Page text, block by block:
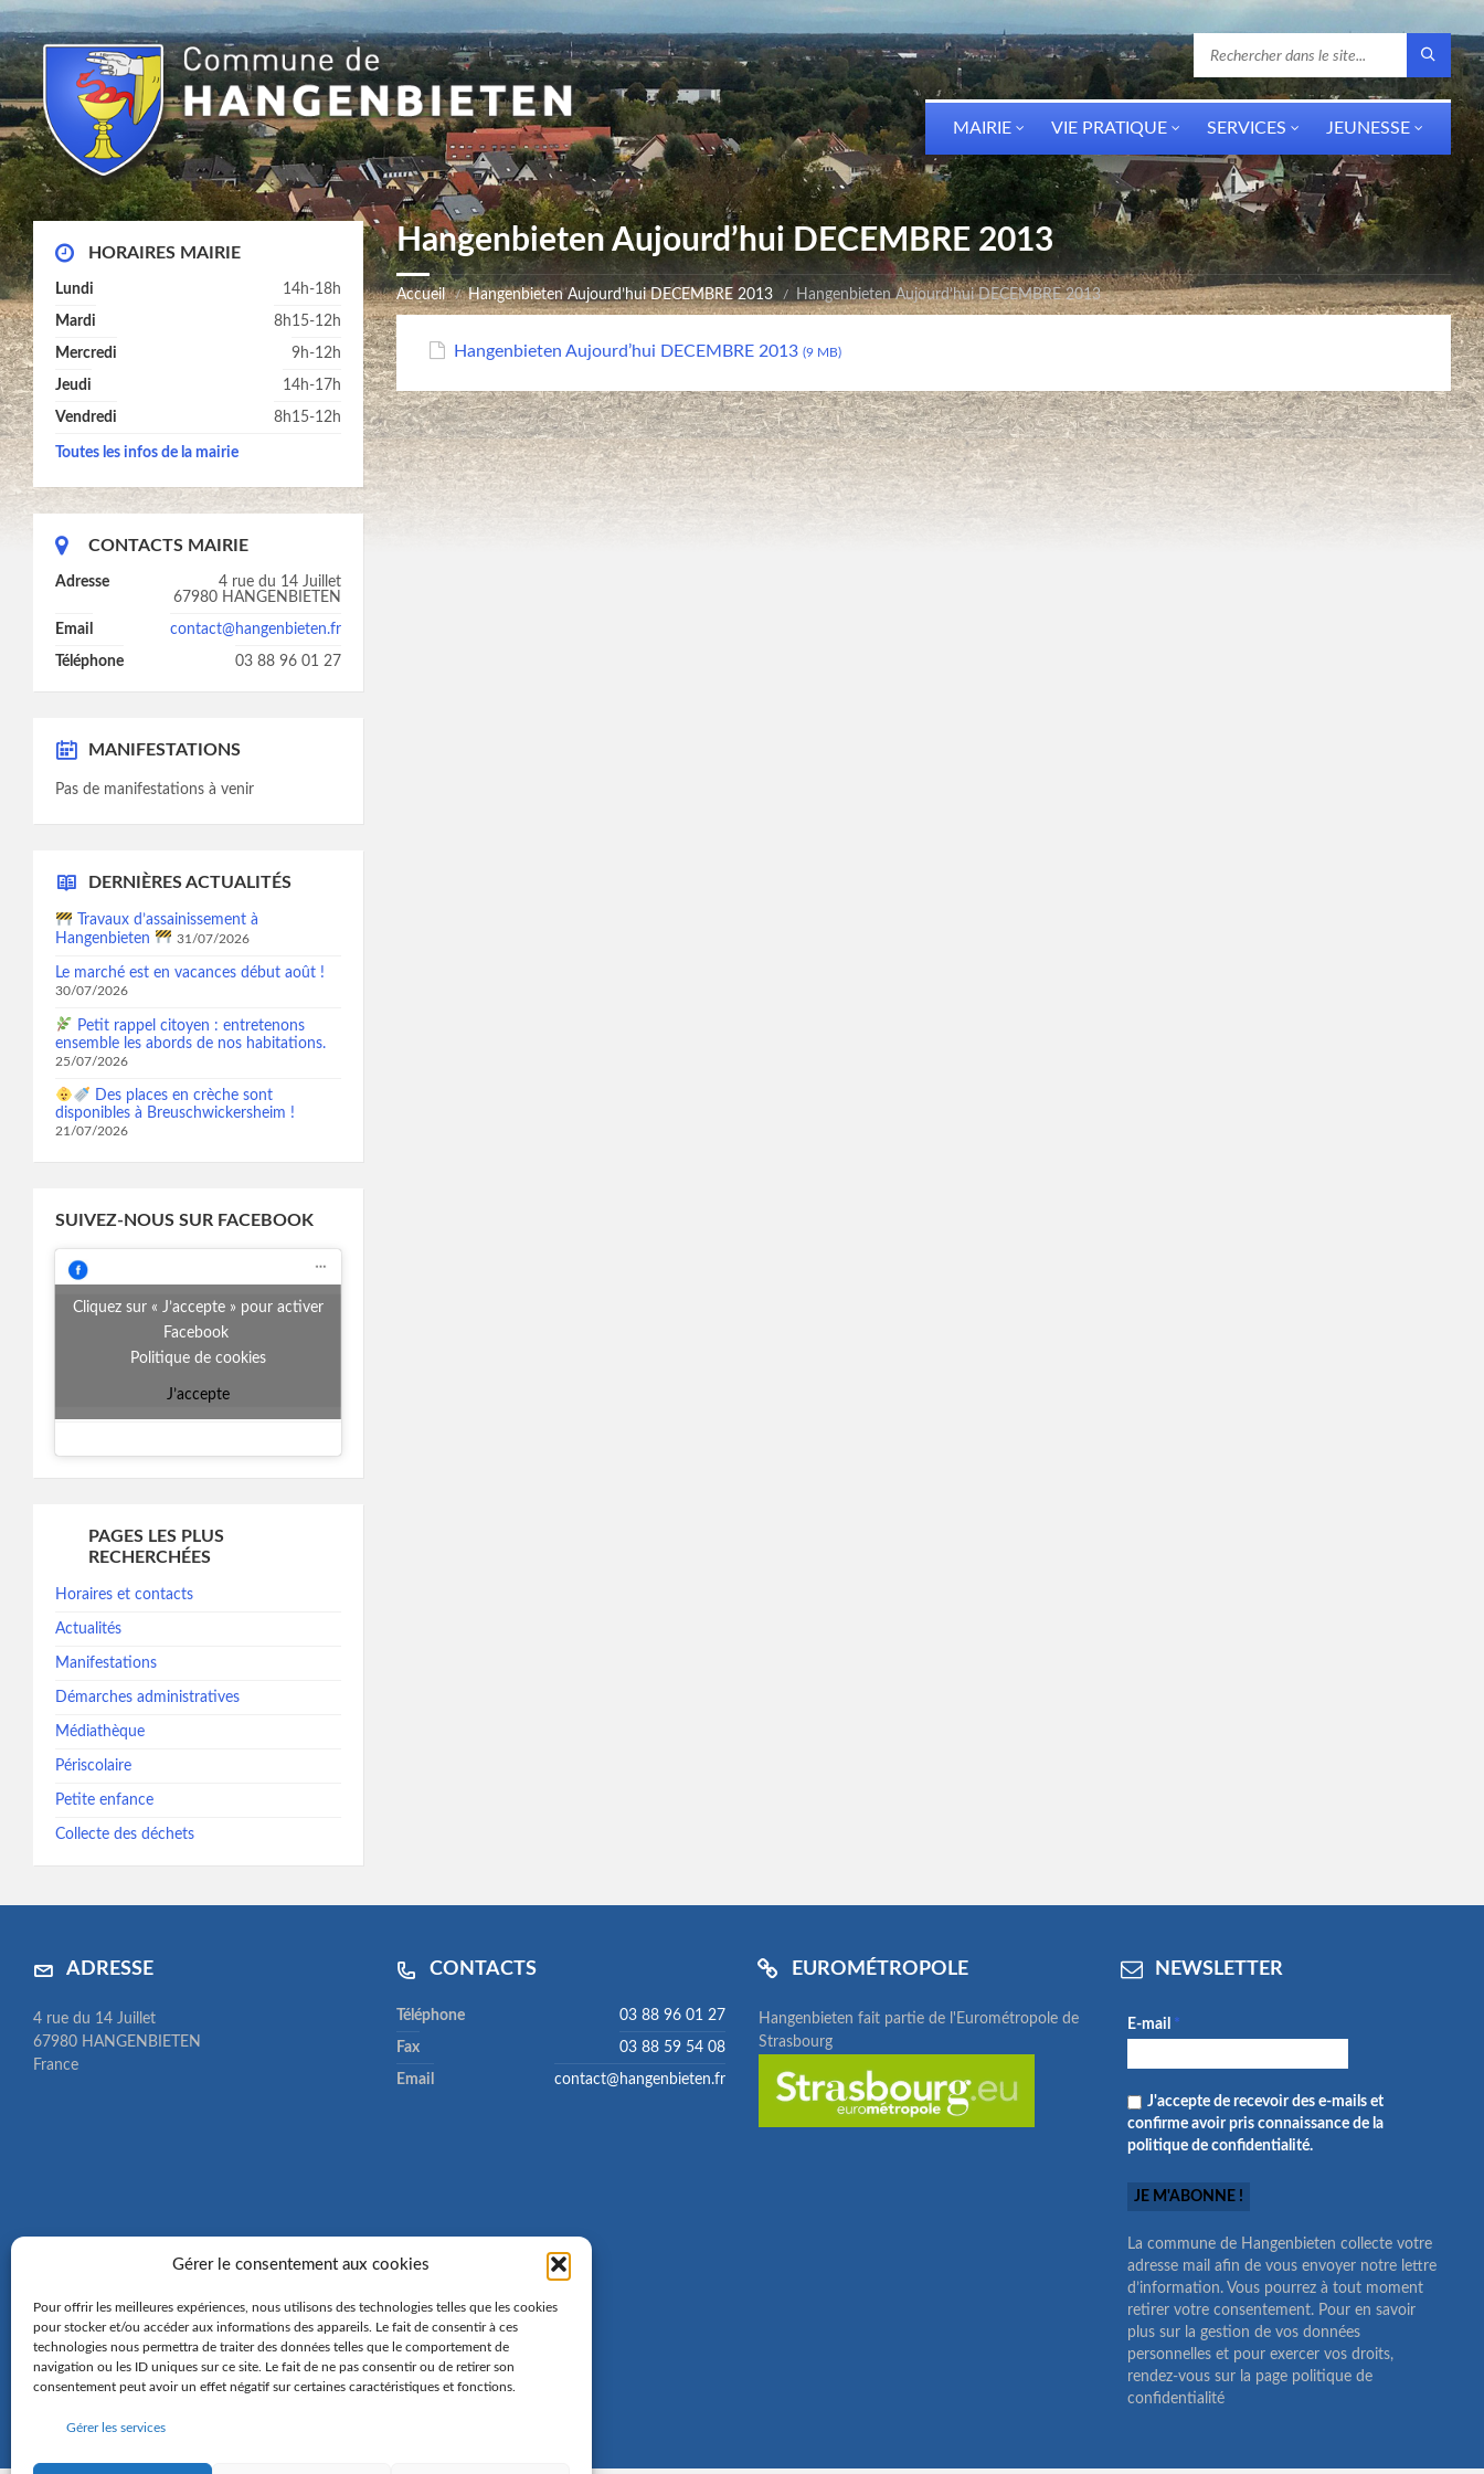
Gérer le consentement aux cookies
Pour offrir les meilleures expériences, nous utilisons des technologies telles que les cookies
pour stocker et/ou accéder aux informations des appareils. Le fait de consentir à ces
technologies nous permettra de traiter des données telles que le comportement de
navigation ou les ID uniques sur ce site. Le fait de ne pas consentir ou de retirer son
consentement peut avoir un effet négatif sur certaines caractéristiques et fonctions.
Gérer les services
MAIRIE VIE PRATIQUE SERVICES JEUNESSE
Hangenbieten Aujourd’hui DECEMBRE 2013
Accueil Hangenbieten Aujourd’hui DECEMBRE 2013 Hangenbieten Aujourd’hui DECEMBRE 2013
Hangenbieten Aujourd’hui DECEMBRE 2013 (9 MB)
HORAIRES MAIRIE
Lundi 14h-18h
Mardi 8h15-12h
Mercredi 9h-12h
Jeudi 14h-17h
Vendredi 8h15-12h
Toutes les infos de la mairie
CONTACTS MAIRIE
Adresse
4 rue du 14 Juillet
67980 HANGENBIETEN
Email contact@hangenbieten.fr
Téléphone 03 88 96 01 27
MANIFESTATIONS
Pas de manifestations à venir
DERNIÈRES ACTUALITÉS
Travaux d’assainissement à
Hangenbieten
31/07/2026
Le marché est en vacances début août !
30/07/2026
Petit rappel citoyen : entretenons
ensemble les abords de nos habitations.
25/07/2026
Des places en crèche sont
disponibles à Breuschwickersheim !
21/07/2026
SUIVEZ-NOUS SUR FACEBOOK
Cliquez sur « J’accepte » pour activer
Facebook
Politique de cookies
J’accepte
PAGES LES PLUS
RECHERCHÉES
Horaires et contacts
Actualités
Manifestations
Démarches administratives
Médiathèque
Périscolaire
Petite enfance
Collecte des déchets
ADRESSE
4 rue du 14 Juillet
67980 HANGENBIETEN
France
CONTACTS
Téléphone 03 88 96 01 27
Fax 03 88 59 54 08
Email contact@hangenbieten.fr
EUROMÉTROPOLE
Hangenbieten fait partie de l'Eurométropole de
Strasbourg
NEWSLETTER
E-mail *
J'accepte de recevoir des e-mails et
confirme avoir pris connaissance de la
politique de confidentialité.
La commune de Hangenbieten collecte votre
adresse mail afin de vous envoyer notre lettre
d’information. Vous pourrez à tout moment
retirer votre consentement. Pour en savoir
plus sur la gestion de vos données
personnelles et pour exercer vos droits,
rendez-vous sur la page politique de
confidentialité